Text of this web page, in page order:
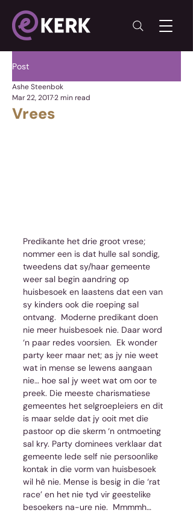
Post
Vrees
Ashe Steenbok
Mar 22, 20172 min read
Predikante het drie groot vrese;
nommer een is dat hulle sal sondig,
tweedens dat sy/haar gemeente
weer sal begin aandring op
huisbesoek en laastens dat een van
sy kinders ook die roeping sal
ontvang.  Moderne predikant doen
nie meer huisbesoek nie. Daar word
‘n paar redes voorsien.  Ek wonder
party keer maar net; as jy nie weet
wat in mense se lewens aangaan
nie… hoe sal jy weet wat om oor te
preek. Die meeste charismatiese
gemeentes het selgroepleiers en dit
is maar selde dat jy ooit met die
pastoor op die skerm ‘n ontmoeting
sal kry. Party dominees verklaar dat
gemeente lede self nie persoonlike
kontak in die vorm van huisbesoek
wil hê nie. Mense is besig in die ‘rat
race’ en het nie tyd vir geestelike
besoekers na-ure nie.  Mmmmh…